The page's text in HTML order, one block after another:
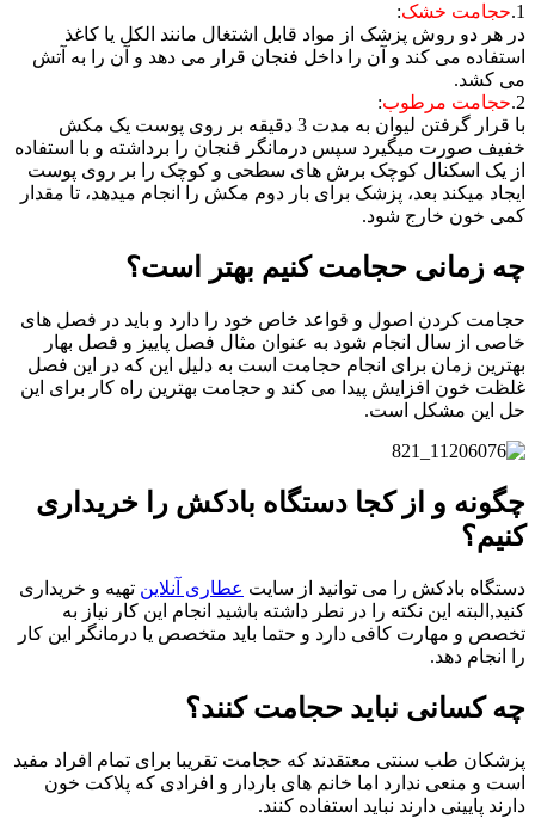
1. حجامت خشک:
در هر دو روش پزشک از مواد قابل اشتغال مانند الکل یا کاغذ
استفاده می کند و آن را داخل فنجان قرار می دهد و آن را به آتش
می کشد.
2. حجامت مرطوب:
با قرار گرفتن لیوان به مدت 3 دقیقه بر روی پوست یک مکش
خفیف صورت میگیرد سپس درمانگر فنجان را برداشته و با استفاده
از یک اسکنال کوچک برش های سطحی و کوچک را بر روی پوست
ایجاد میکند بعد، پزشک برای بار دوم مکش را انجام میدهد، تا مقدار
کمی خون خارج شود.
چه زمانی حجامت کنیم بهتر است؟
حجامت کردن اصول و قواعد خاص خود را دارد و باید در فصل های
خاصی از سال انجام شود به عنوان مثال فصل پاییز و فصل بهار
بهترین زمان برای انجام حجامت است به دلیل این که در این فصل
غلظت خون افزایش پیدا می کند و حجامت بهترین راه کار برای این
حل این مشکل است.
چگونه و از کجا دستگاه بادکش را خریداری
کنیم؟
دستگاه بادکش را می توانید از سایت عطاری آنلاین تهیه و خریداری
کنید,البته این نکته را در نطر داشته باشید انجام این کار نیاز به
تخصص و مهارت کافی دارد و حتما باید متخصص یا درمانگر این کار
را انجام دهد.
چه کسانی نباید حجامت کنند؟
پزشکان طب سنتی معتقدند که حجامت تقریبا برای تمام افراد مفید
است و منعی ندارد اما خانم های باردار و افرادی که پلاکت خون
دارند پایینی دارند نباید استفاده کنند.